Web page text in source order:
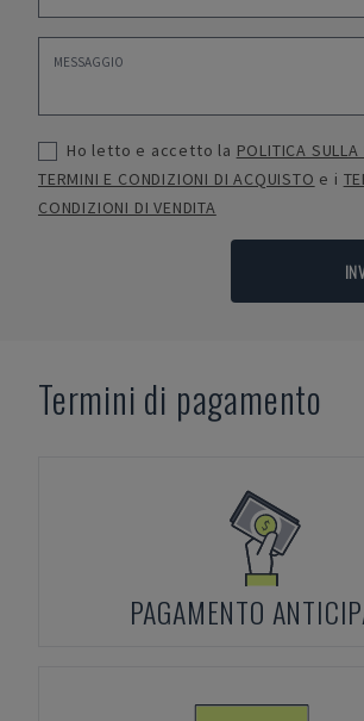
Ho letto e accetto la POLITICA SULLA
TERMINI E CONDIZIONI DI ACQUISTO e i
CONDIZIONI DI VENDITA
Termini di pagamento
PAGAMENTO